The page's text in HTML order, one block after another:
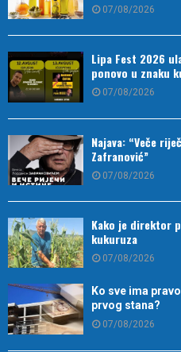
07/08/2026
Lipa Fest 2026
ponovo u znaku
07/08/2026
Najava: “Veče
Zafranović”
07/08/2026
Kako je direktor
kukuruza
07/08/2026
Ko sve ima
prvog stana?
07/08/2026